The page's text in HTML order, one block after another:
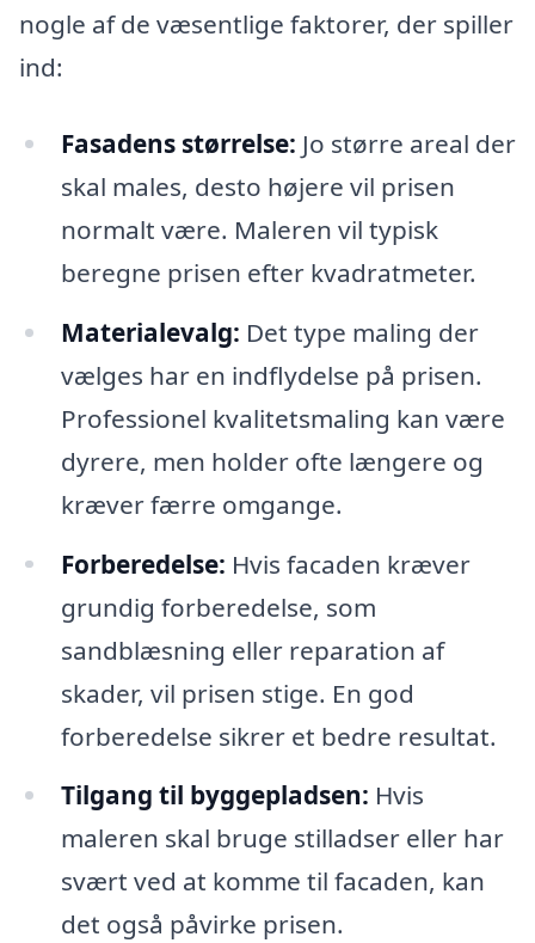
nogle af de væsentlige faktorer, der spiller
ind:
Fasadens størrelse: Jo større areal der
skal males, desto højere vil prisen
normalt være. Maleren vil typisk
beregne prisen efter kvadratmeter.
Materialevalg: Det type maling der
vælges har en indflydelse på prisen.
Professionel kvalitetsmaling kan være
dyrere, men holder ofte længere og
kræver færre omgange.
Forberedelse: Hvis facaden kræver
grundig forberedelse, som
sandblæsning eller reparation af
skader, vil prisen stige. En god
forberedelse sikrer et bedre resultat.
Tilgang til byggepladsen: Hvis
maleren skal bruge stilladser eller har
svært ved at komme til facaden, kan
det også påvirke prisen.